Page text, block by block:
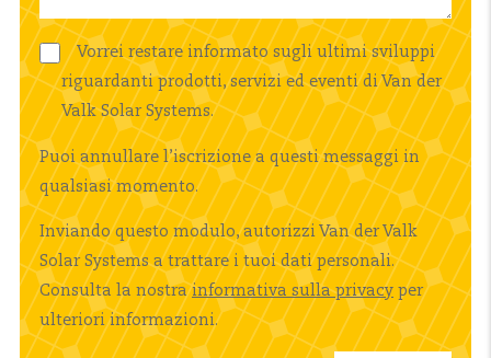
Vorrei restare informato sugli ultimi sviluppi
riguardanti prodotti, servizi ed eventi di Van der
Valk Solar Systems.
Puoi annullare l’iscrizione a questi messaggi in
qualsiasi momento.
Inviando questo modulo, autorizzi Van der Valk
Solar Systems a trattare i tuoi dati personali.
Consulta la nostrainformativa sulla privacy per
ulteriori informazioni.